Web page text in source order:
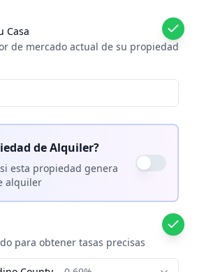
Casa
de mercado actual de su propiedad
de Alquiler?
esta propiedad genera
alquiler
para obtener tasas precisas